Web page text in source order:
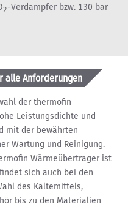
2-Verdampfer bzw. 130 bar
alle Anforderungen
der thermofin
Leistungsdichte und
mit der bewährten
Wartung und Reinigung.
Wärmeübertrager ist
sich auch bei den
des Kältemittels,
bis zu den Materialien